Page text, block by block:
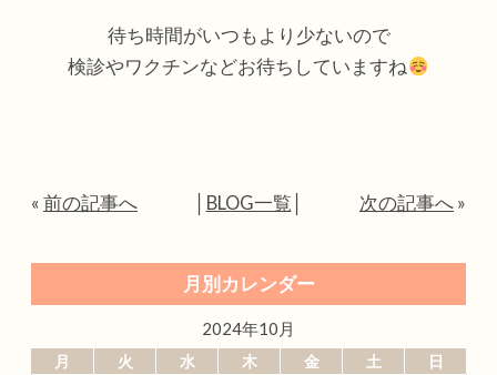
待ち時間がいつもより少ないので
検診やワクチンなどお待ちしていますね
« 前の記事へ BLOG一覧 次の記事へ »
月別カレンダー
2024年10月
月 火 水 木 金 土
日